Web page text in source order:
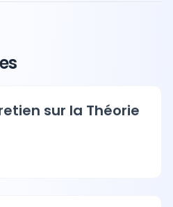
sur la Théorie